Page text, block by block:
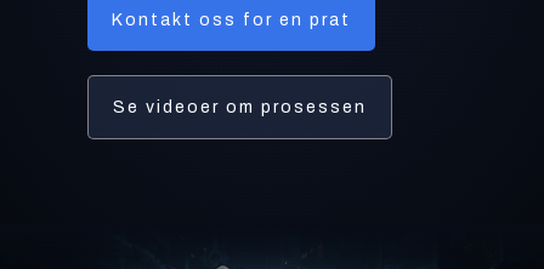
Kontakt oss for en prat
Se videoer om prosessen